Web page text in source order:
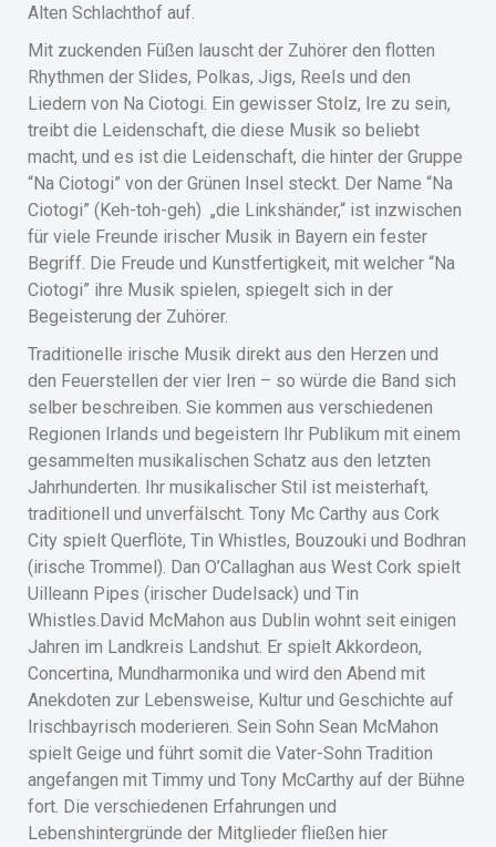
Alten Schlachthof auf.
Mit zuckenden Füßen lauscht der Zuhörer den flotten
Rhythmen der Slides, Polkas, Jigs, Reels und den
Liedern von Na Ciotogi. Ein gewisser Stolz, Ire zu sein,
treibt die Leidenschaft, die diese Musik so beliebt
macht, und es ist die Leidenschaft, die hinter der Gruppe
“Na Ciotogi” von der Grünen Insel steckt. Der Name “Na
Ciotogi” (Keh-toh-geh) „die Linkshänder,“ ist inzwischen
für viele Freunde irischer Musik in Bayern ein fester
Begriff. Die Freude und Kunstfertigkeit, mit welcher “Na
Ciotogi” ihre Musik spielen, spiegelt sich in der
Begeisterung der Zuhörer.
Traditionelle irische Musik direkt aus den Herzen und
den Feuerstellen der vier Iren – so würde die Band sich
selber beschreiben. Sie kommen aus verschiedenen
Regionen Irlands und begeistern Ihr Publikum mit einem
gesammelten musikalischen Schatz aus den letzten
Jahrhunderten. Ihr musikalischer Stil ist meisterhaft,
traditionell und unverfälscht. Tony Mc Carthy aus Cork
City spielt Querflöte, Tin Whistles, Bouzouki und Bodhran
(irische Trommel). Dan O’Callaghan aus West Cork spielt
Uilleann Pipes (irischer Dudelsack) und Tin
Whistles.David McMahon aus Dublin wohnt seit einigen
Jahren im Landkreis Landshut. Er spielt Akkordeon,
Concertina, Mundharmonika und wird den Abend mit
Anekdoten zur Lebensweise, Kultur und Geschichte auf
Irischbayrisch moderieren. Sein Sohn Sean McMahon
spielt Geige und führt somit die Vater-Sohn Tradition
angefangen mit Timmy und Tony McCarthy auf der Bühne
fort. Die verschiedenen Erfahrungen und
Lebenshintergründe der Mitglieder fließen hier